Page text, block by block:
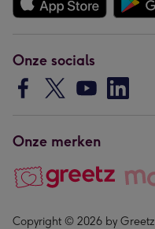
Onze socials
Onze merken
Copyright © 2026 by Greetz